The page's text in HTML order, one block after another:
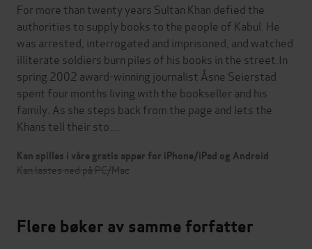
For more than twenty years Sultan Khan defied the
authorities to supply books to the people of Kabul. He
was arrested, interrogated and imprisoned, and watched
illiterate soldiers burn piles of his books in the street.In
spring 2002 award-winning journalist Åsne Seierstad
spent four months living with the bookseller and his
family. As she steps back from the page and lets the
Khans tell their sto…
Kan spilles i våre gratis apper for iPhone/iPad og Android
Kan lastes ned på PC/Mac
Flere bøker av samme forfatter